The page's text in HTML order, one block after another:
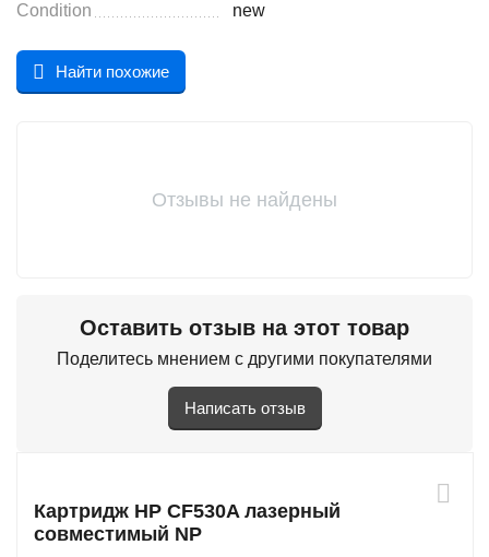
Condition new
Найти похожие
Отзывы не найдены
Оставить отзыв на этот товар
Поделитесь мнением с другими покупателями
Написать отзыв
Картридж HP CF530A лазерный
совместимый NP